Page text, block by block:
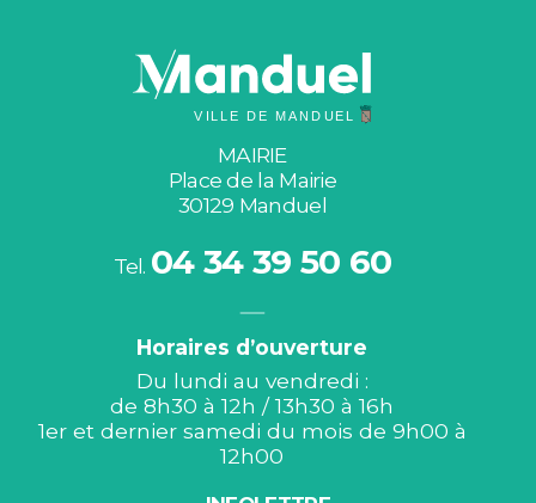
MAIRIE
Place de la Mairie
30129 Manduel
Tel. 04 34 39 50 60
Horaires d’ouverture
Du lundi au vendredi :
de 8h30 à 12h / 13h30 à 16h
1er et dernier samedi du mois de 9h00 à
12h00